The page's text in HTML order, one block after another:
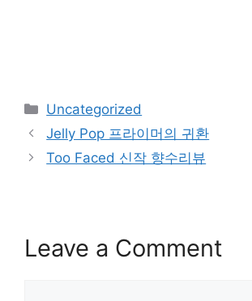
Categories
Uncategorized
Jelly Pop 프라이머의 귀환
Too Faced 신작 향수리뷰
Leave a Comment